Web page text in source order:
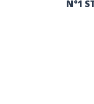
N°1